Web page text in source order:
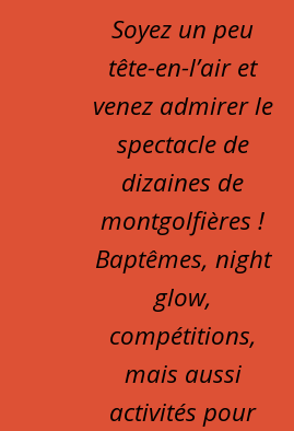
Soyez un peu
tête-en-l’air et
venez admirer le
spectacle de
dizaines de
montgolfières !
Baptêmes, night
glow,
compétitions,
mais aussi
activités pour